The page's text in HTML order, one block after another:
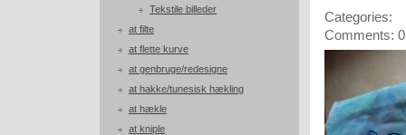
Tekstile billeder
at filte
at flette kurve
at genbruge/redesigne
at hakke/tunesisk hækling
at hækle
at kniple
Categories:
Comments: 0